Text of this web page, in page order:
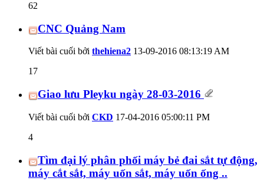
62
CNC Quảng Nam
Viết bài cuối bởi thehiena2 13-09-2016 08:13:19 AM
17
Giao lưu Pleyku ngày 28-03-2016
Viết bài cuối bởi CKD 17-04-2016 05:00:11 PM
4
Tìm đại lý phân phối máy bẻ đai sắt tự động,
máy cắt sắt, máy uốn sắt, máy uốn ống ..